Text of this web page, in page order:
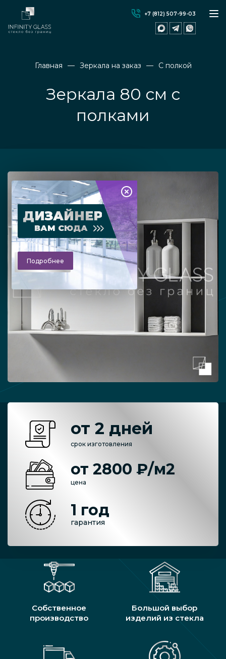
+7 (812) 507-99-03
Главная Зеркала на заказ С полкой
Зеркала 80 см с
полками
ДИЗАЙНЕР
ВАМ СЮДА
Подробнее
от 2 дней
срок изготовления
от 2800 ₽/м2
цена
1 год
гарантия
Собственное
производство
Большой выбор
изделий из стекла